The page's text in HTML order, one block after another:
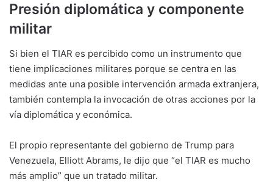
Presión diplomática y componente
militar
Si bien el TIAR es percibido como un instrumento que
tiene implicaciones militares porque se centra en las
medidas ante una posible intervención armada extranjera,
también contempla la invocación de otras acciones por la
vía diplomática y económica.
El propio representante del gobierno de Trump para
Venezuela, Elliott Abrams, le dijo que “el TIAR es mucho
más amplio” que un tratado militar.